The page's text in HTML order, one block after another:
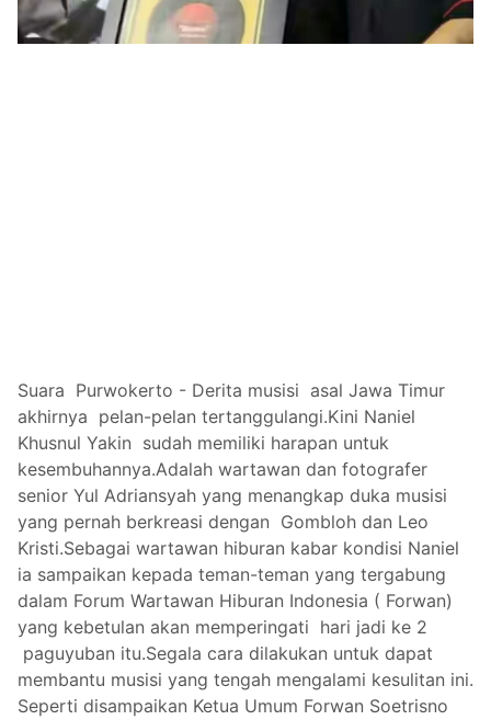
Suara Purwokerto - Derita musisi asal Jawa Timur
akhirnya pelan-pelan tertanggulangi.Kini Naniel
Khusnul Yakin sudah memiliki harapan untuk
kesembuhannya.Adalah wartawan dan fotografer
senior Yul Adriansyah yang menangkap duka musisi
yang pernah berkreasi dengan Gombloh dan Leo
Kristi.Sebagai wartawan hiburan kabar kondisi Naniel
ia sampaikan kepada teman-teman yang tergabung
dalam Forum Wartawan Hiburan Indonesia ( Forwan)
yang kebetulan akan memperingati hari jadi ke 2
paguyuban itu.Segala cara dilakukan untuk dapat
membantu musisi yang tengah mengalami kesulitan ini.
Seperti disampaikan Ketua Umum Forwan Soetrisno